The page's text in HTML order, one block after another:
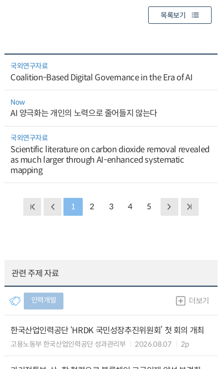
목록보기
국외연구자료
Coalition-Based Digital Governance in the Era of AI
Now
AI 양극화는 개인의 노력으로 줄어들지 않는다
국외연구자료
Scientific literature on carbon dioxide removal revealed
as much larger through AI-enhanced systematic
mapping
1 2 3 4 5
관련 주제 자료
인력개발 더보기
한국산업인력공단 ‘HRDK 국민성장추진위원회’ 첫 회의 개최
고용노동부 한국산업인력공단 성과관리부 2026.08.07 2p